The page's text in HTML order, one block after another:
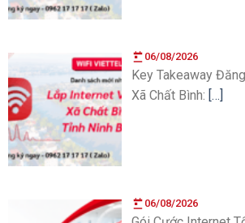
06/08/2026
Key Takeaway
Xã Chất Bình: […]
06/08/2026